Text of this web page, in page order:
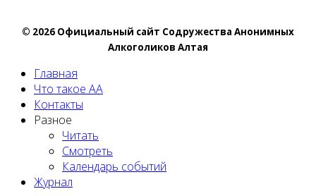
© 2026 Официальный сайт Содружества Анонимных
Алкоголиков Алтая
Главная
Что такое АА
Контакты
Разное
Читать
Смотреть
Календарь событий
Журнал